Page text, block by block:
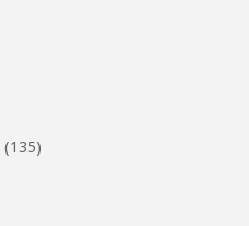
(135)